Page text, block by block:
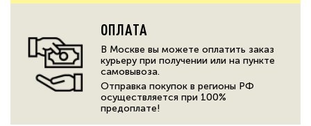
ОПЛАТА
В Москве вы можете оплатить заказ
курьеру при получении или на пункте
самовывоза.
Отправка покупок в регионы РФ
осуществляется при 100%
предоплате!